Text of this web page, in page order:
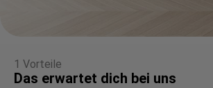
1 Vorteile
Das erwartet dich bei uns